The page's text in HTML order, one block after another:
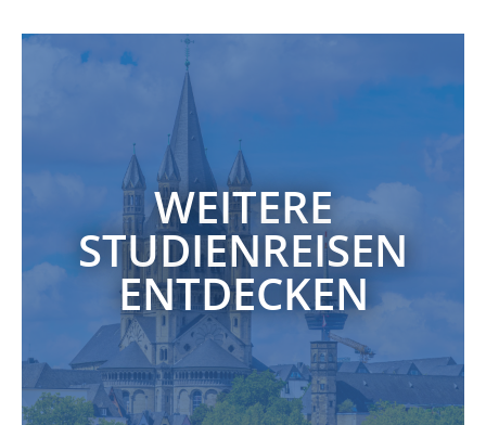
WEITERE
STUDIENREISEN
ENTDECKEN